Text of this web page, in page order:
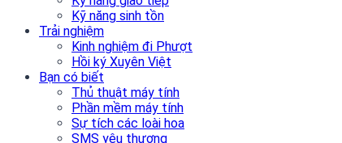
Kỹ năng sinh tồn
Trải nghiệm
Kinh nghiệm đi Phượt
Hồi ký Xuyên Việt
Bạn có biết
Thủ thuật máy tính
Phần mềm máy tính
Sự tích các loài hoa
SMS yêu thương